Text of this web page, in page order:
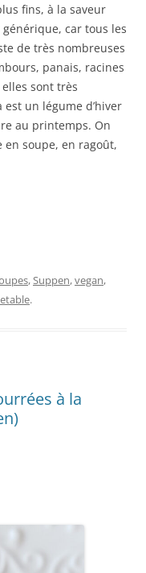
fins, à la saveur
car tous les
de très nombreuses
panais, racines
sont très
un légume d’hiver
au printemps. On
soupe, en ragoût,
, Suppen,vegan,
.
à la